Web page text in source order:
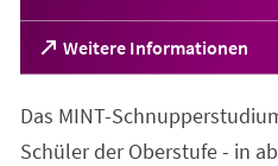
Weitere Informationen
(Öffnet
in
neuen
Tab)
Das MINT-
Schüler der Oberstufe - in